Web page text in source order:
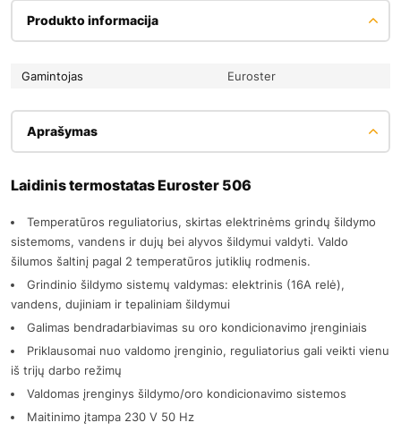
Produkto informacija
Gamintojas Euroster
Aprašymas
Laidinis termostatas Euroster 506
Temperatūros reguliatorius, skirtas elektrinėms grindų šildymo
sistemoms, vandens ir dujų bei alyvos šildymui valdyti. Valdo
šilumos šaltinį pagal 2 temperatūros jutiklių rodmenis.
Grindinio šildymo sistemų valdymas: elektrinis (16A relė),
vandens, dujiniam ir tepaliniam šildymui
Galimas bendradarbiavimas su oro kondicionavimo įrenginiais
Priklausomai nuo valdomo įrenginio, reguliatorius gali veikti vienu
iš trijų darbo režimų
Valdomas įrenginys šildymo/oro kondicionavimo sistemos
Maitinimo įtampa 230 V 50 Hz